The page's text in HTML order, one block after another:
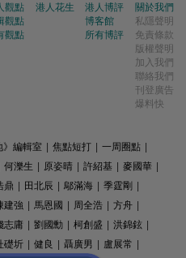
觀點
觀點
觀點
港人花生
港人博評
博客館
所有博評
關於我們
私隱聲明
免責條款
版權聲明
加入我們
聯絡我們
刊登廣告
爆料快
》編輯室 焦點短打 一周圈點
何濼生 原姿晴 許紹基 麥國華
鼎 田北辰 鄔滿海 季霆剛
建強 馬恩國 周全浩 方舟
志庸 劉國勳 柯創盛 洪錦鉉
礎圻 健良 聶廣男 盧展常